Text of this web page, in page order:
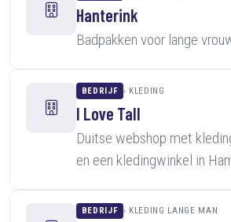
Hanterink
Badpakken voor lange
BEDRIJF KLEDING
I Love Tall
Duitse webshop met
en een kledingwinkel in
BEDRIJF KLEDING LANGE MAN